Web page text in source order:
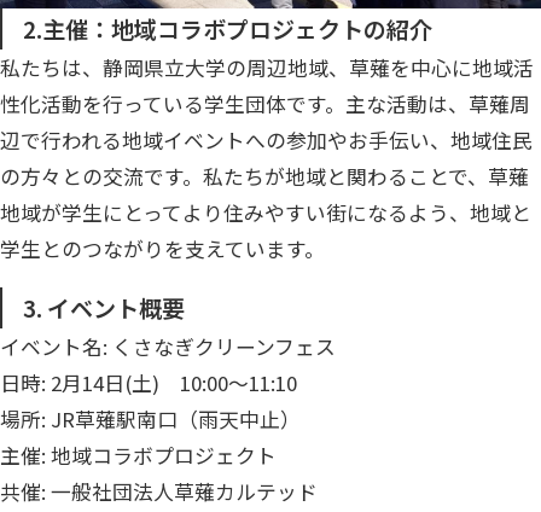
2.主催：地域コラボプロジェクトの紹介
私たちは、静岡県立大学の周辺地域、草薙を中心に地域活
性化活動を行っている学生団体です。主な活動は、草薙周
辺で行われる地域イベントへの参加やお手伝い、地域住民
の方々との交流です。私たちが地域と関わることで、草薙
地域が学生にとってより住みやすい街になるよう、地域と
学生とのつながりを支えています。
3. イベント概要
イベント名: くさなぎクリーンフェス
日時: 2月14日(土) 10:00〜11:10
場所: JR草薙駅南口（雨天中止）
主催: 地域コラボプロジェクト
共催: 一般社団法人草薙カルテッド